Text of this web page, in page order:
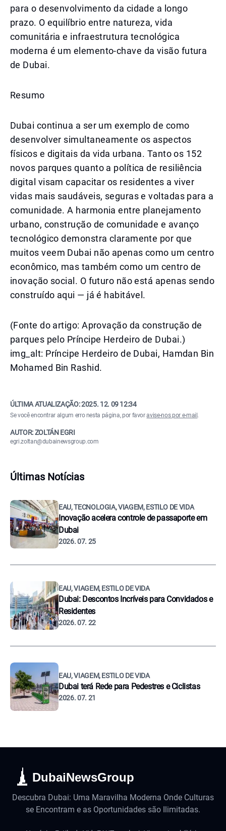
para o desenvolvimento da cidade a longo
prazo. O equilíbrio entre natureza, vida
comunitária e infraestrutura tecnológica
moderna é um elemento-chave da visão futura
de Dubai.
Resumo
Dubai continua a ser um exemplo de como
desenvolver simultaneamente os aspectos
físicos e digitais da vida urbana. Tanto os 152
novos parques quanto a política de resiliência
digital visam capacitar os residentes a viver
vidas mais saudáveis, seguras e voltadas para a
comunidade. A harmonia entre planejamento
urbano, construção de comunidade e avanço
tecnológico demonstra claramente por que
muitos veem Dubai não apenas como um centro
econômico, mas também como um centro de
inovação social. O futuro não está apenas sendo
construído aqui — já é habitável.
(Fonte do artigo: Aprovação da construção de
parques pelo Príncipe Herdeiro de Dubai.)
img_alt: Príncipe Herdeiro de Dubai, Hamdan Bin
Mohamed Bin Rashid.
ÚLTIMA ATUALIZAÇÃO:2025. 12. 09 12:34
Se você encontrar algum erro nesta página, por favoravise-nos por e-mail .
AUTOR: ZOLTÁN EGRI
egri.zoltan@dubainewsgroup.com
Últimas Notícias
EAU, TECNOLOGIA, VIAGEM, ESTILO DE VIDA
Inovação acelera controle de passaporte em
Dubai
2026. 07. 25
EAU, VIAGEM, ESTILO DE VIDA
Dubai: Descontos Incríveis para Convidados e
Residentes
2026. 07. 22
EAU, VIAGEM, ESTILO DE VIDA
Dubai terá Rede para Pedestres e Ciclistas
2026. 07. 21
DubaiNewsGroup
Descubra Dubai: Uma Maravilha Moderna Onde Culturas
se Encontram e as Oportunidades são Ilimitadas.